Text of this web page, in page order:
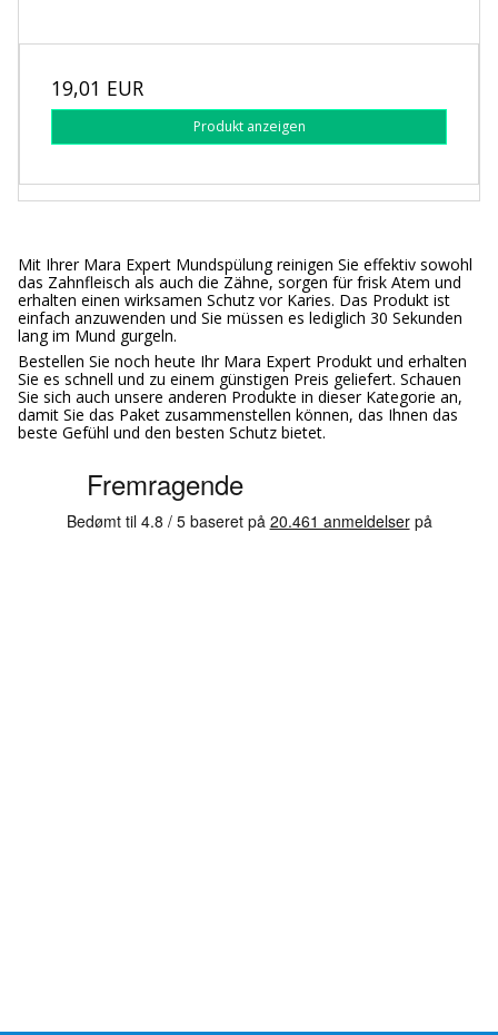
19,01 EUR
Produkt anzeigen
Mit Ihrer Mara Expert Mundspülung reinigen Sie effektiv sowohl
das Zahnfleisch als auch die Zähne, sorgen für frisk Atem und
erhalten einen wirksamen Schutz vor Karies. Das Produkt ist
einfach anzuwenden und Sie müssen es lediglich 30 Sekunden
lang im Mund gurgeln.
Bestellen Sie noch heute Ihr Mara Expert Produkt und erhalten
Sie es schnell und zu einem günstigen Preis geliefert. Schauen
Sie sich auch unsere anderen Produkte in dieser Kategorie an,
damit Sie das Paket zusammenstellen können, das Ihnen das
beste Gefühl und den besten Schutz bietet.